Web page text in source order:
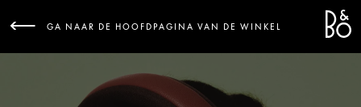
GA NAAR DE HOOFDPAGINA VAN DE WINKEL